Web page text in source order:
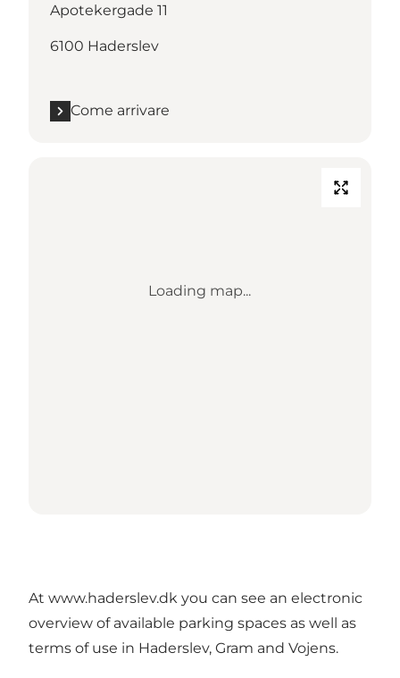
Apotekergade 11
6100 Haderslev
Come arrivare
Loading map...
At www.haderslev.dk you can see an electronic
overview of available parking spaces as well as
terms of use in Haderslev, Gram and Vojens.